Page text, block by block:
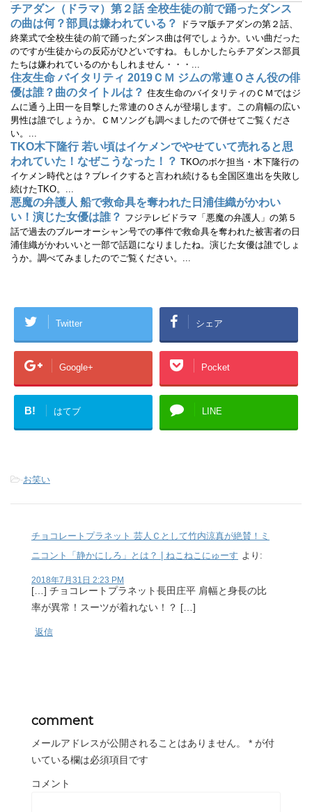
ン
ド
ウ
で
開
き
ま
す
)
チアダン（ドラマ）第２話 全校生徒の前で踊ったダンス
の曲は何？部員は嫌われている？
ドラマ版チアダンの第２話、
終業式で全校生徒の前で踊ったダンス曲は何でしょうか。いい曲だった
のですが生徒からの反応がひどいですね。もしかしたらチアダンス部員
たちは嫌われているのかもしれません・・・...
住友生命 バイタリティ 2019ＣＭ ジムの常連Ｏさん役の俳
優は誰？曲のタイトルは？ 住友生命のバイタリティのＣＭではジ
ムに通う上田一を目撃した常連のＯさんが登場します。この肩幅の広い
男性は誰でしょうか。ＣＭソングも調べましたので併せてご覧くださ
い。...
TKO木下隆行 若い頃はイケメンでやせていて売れると思
われていた！なぜこうなった！？ TKOのボケ担当・木下隆行の
イケメン時代とは？ブレイクすると言われ続けるも全国区進出を失敗し
続けたTKO。...
悪魔の弁護人 船で救命具を奪われた日浦佳織がかわい
い！演じた女優は誰？ フジテレビドラマ「悪魔の弁護人」の第５
話で過去のブルーオーシャン号での事件で救命具を奪われた被害者の日
浦佳織がかわいいと一部で話題になりましたね。演じた女優は誰でしょ
うか。調べてみましたのでご覧ください。...
Twitter シェア
Google+ Pocket
B! はてブ LINE
-お笑い
チョコレートプラネット 芸人Ｃとして竹内涼真が絶賛！ミ
ニコント「静かにしろ」とは？ | ねこねこにゅーす より:
2018年7月31日 2:23 PM
[…] チョコレートプラネット長田庄平 肩幅と身長の比
率が異常！スーツが着れない！？ […]
返信
comment
メールアドレスが公開されることはありません。 * が付
いている欄は必須項目です
コメント